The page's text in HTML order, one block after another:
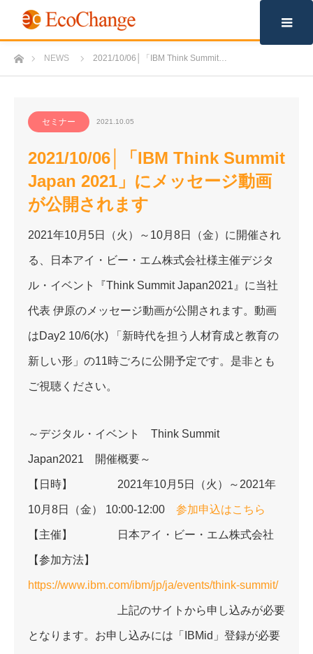
ホームNEWS 2021/10/06│「IBM Think Summit…
セミナー 2021.10.05
2021/10/06│「IBM Think Summit
Japan 2021」にメッセージ動画
が公開されます
2021年10月5日（火）～10月8日（金）に開催され
る、日本アイ・ビー・エム株式会社様主催デジタ
ル・イベント『Think Summit Japan2021』に当社
代表 伊原のメッセージ動画が公開されます。動画
はDay2 10/6(水) 「新時代を担う人材育成と教育の
新しい形」の11時ごろに公開予定です。是非とも
ご視聴ください。
～デジタル・イベント Think Summit
Japan2021 開催概要～
【日時】 2021年10月5日（火）～2021年
10月8日（金） 10:00-12:00 参加申込はこちら
【主催】 日本アイ・ビー・エム株式会社
【参加方法】
https://www.ibm.com/ibm/jp/ja/events/think-summit/
上記のサイトから申し込みが必要
となります。お申し込みには「IBMid」登録が必要